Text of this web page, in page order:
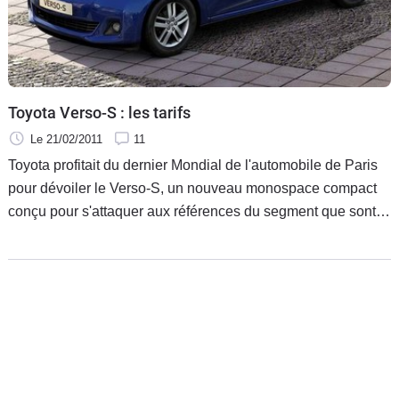
Toyota Verso-S : les tarifs
Le 21/02/2011 11
Toyota profitait du dernier Mondial de l'automobile de Paris
pour dévoiler le Verso-S, un nouveau monospace compact
conçu pour s'attaquer aux références du segment que sont
maintenant tous les tarifs de ce nouveau concurrent